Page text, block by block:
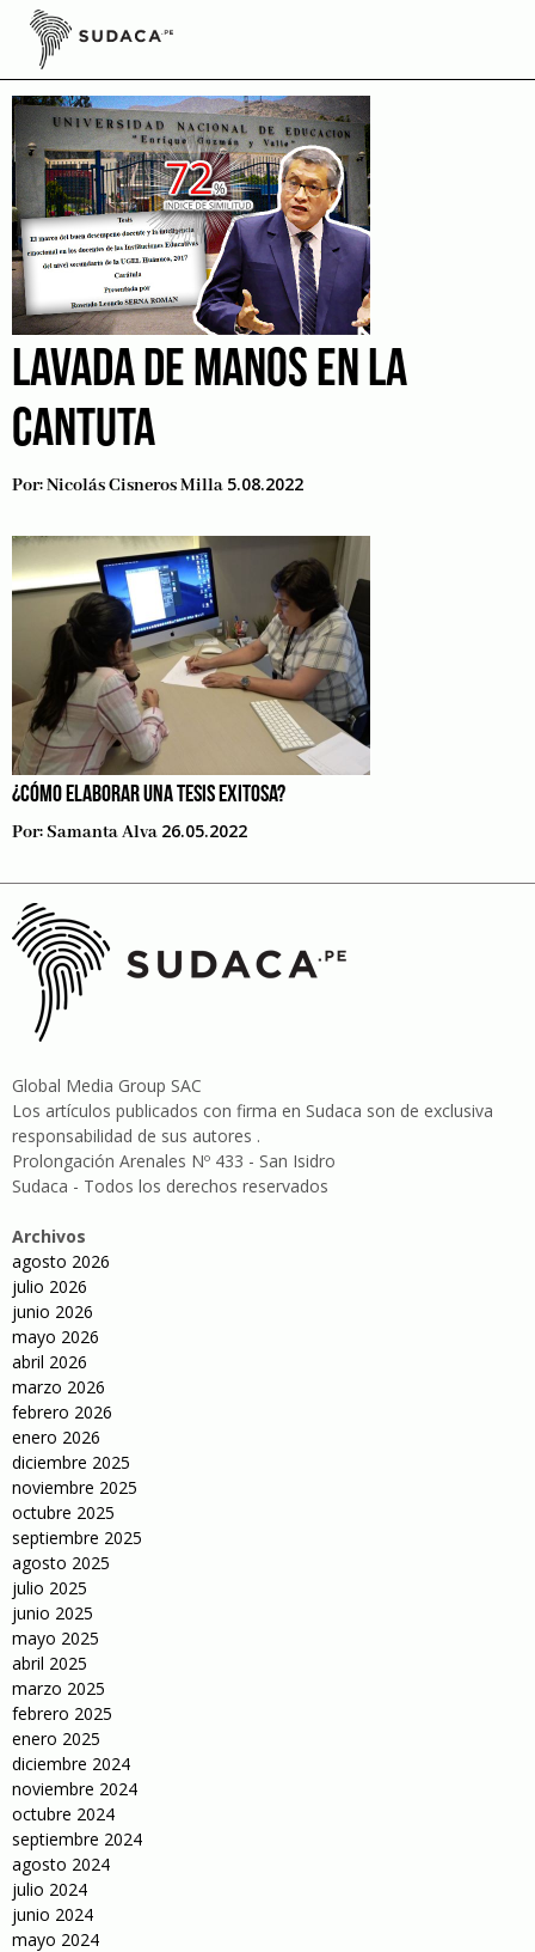
Skip
contentTesis
LAVADA DE MANOS EN LA
CANTUTA
Por:Nicolás Cisneros Milla 5.08.2022
¿CÓMO ELABORAR UNA TESIS EXITOSA?
Por:Samanta Alva 26.05.2022
Global Media Group SAC
Los artículos publicados con firma en Sudaca son de exclusiva
responsabilidad de sus autores .
Prolongación Arenales Nº 433 - San Isidro
Sudaca - Todos los derechos reservados
Archivos
agosto 2026
julio 2026
junio 2026
mayo 2026
abril 2026
marzo 2026
febrero 2026
enero 2026
diciembre 2025
noviembre 2025
octubre 2025
septiembre 2025
agosto 2025
julio 2025
junio 2025
mayo 2025
abril 2025
marzo 2025
febrero 2025
enero 2025
diciembre 2024
noviembre 2024
octubre 2024
septiembre 2024
agosto 2024
julio 2024
junio 2024
mayo 2024